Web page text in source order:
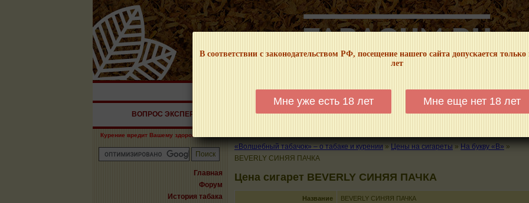
В соответствии с законодательством РФ, посещение нашего сайта допускается
лет
Мне уже есть 18 лет Мне еще нет 18 лет
НАШ ПОРТАЛ – ИНФОРМАЦИОННЫЙ! МЫ НЕ ЗАНИМАЕМСЯ ПРОДАЖЕЙ И РЕКЛАМОЙ
ВОПРОС ЭКСПЕРТУ КАЛЬЯНЫ ТРУБКИ ГДЕ КУПИТЬ ГДЕ ПОКУРИТЬ КУРЕНИЕ И
Курение вредит Вашему здоровью!
Главная
Форум
История табака
«Волшебный табачок» – о табаке и курении » Цены на сигареты » На букву «B» »
BEVERLY СИНЯЯ ПАЧКА
Цена сигарет BEVERLY СИНЯЯ ПАЧКА
Название BEVERLY СИНЯЯ ПАЧКА